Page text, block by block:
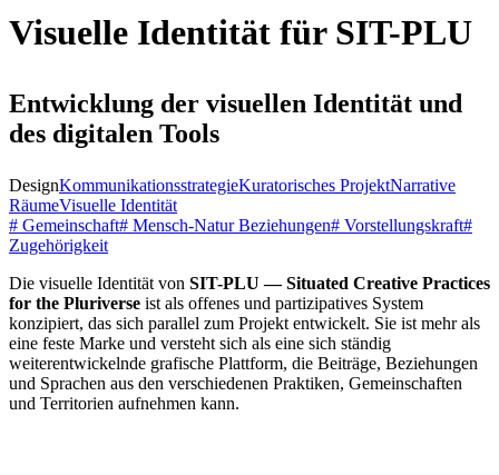
Visuelle Identität für SIT-PLU
Entwicklung der visuellen Identität und
des digitalen Tools
DesignKommunikationsstrategieKuratorisches ProjektNarrative
RäumeVisuelle Identität
# Gemeinschaft# Mensch-Natur Beziehungen# Vorstellungskraft#
Zugehörigkeit
Die visuelle Identität von SIT-PLU — Situated Creative Practices
for the Pluriverse ist als offenes und partizipatives System
konzipiert, das sich parallel zum Projekt entwickelt. Sie ist mehr als
eine feste Marke und versteht sich als eine sich ständig
weiterentwickelnde grafische Plattform, die Beiträge, Beziehungen
und Sprachen aus den verschiedenen Praktiken, Gemeinschaften
und Territorien aufnehmen kann.